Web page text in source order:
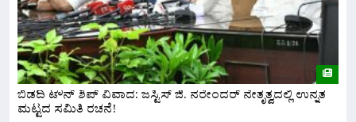
ಬಿಡದಿ ಟೌನ್ ಶಿಪ್ ವಿವಾದ: ಜಸ್ಟಿಸ್ ಜಿ. ನರೇಂದರ್ ನೇತೃತ್ವದಲ್ಲಿ ಉನ್ನತ
ಮಟ್ಟದ ಸಮಿತಿ ರಚನೆ!